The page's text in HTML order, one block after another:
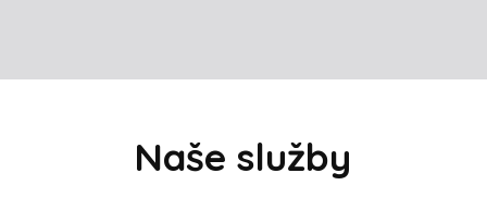
Naše služby